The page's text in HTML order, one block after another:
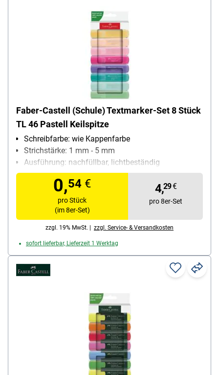
Faber-Castell (Schule) Textmarker-Set 8 Stück
TL 46 Pastell Keilspitze
Schreibfarbe: wie Kappenfarbe
Strichstärke: 1 mm - 5 mm
Ausführung: nachfüllbar, lichtbeständig
Besonderheiten: mit sanften Pastellfarben /
gleichmäßige Farbabgabe / Kappe mit Clip
Inhalt pro Pack: 8 Stück
0,54 €
pro Stück
(im 8er-Set)
4,29€
pro 8er-Set
zzgl. 19% MwSt. | zzgl. Service- & Versandkosten
sofort lieferbar, Lieferzeit 1 Werktag